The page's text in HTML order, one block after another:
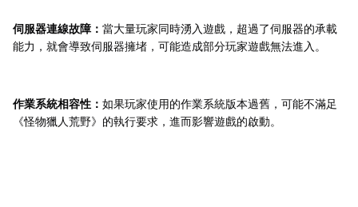
伺服器連線故障： 當大量玩家同時湧入遊戲，超過了伺服器的承載
能力，就會導致伺服器擁堵，可能造成部分玩家遊戲無法進入。
作業系統相容性： 如果玩家使用的作業系統版本過舊，可能不滿足
《怪物獵人荒野》的執行要求，進而影響遊戲的啟動。